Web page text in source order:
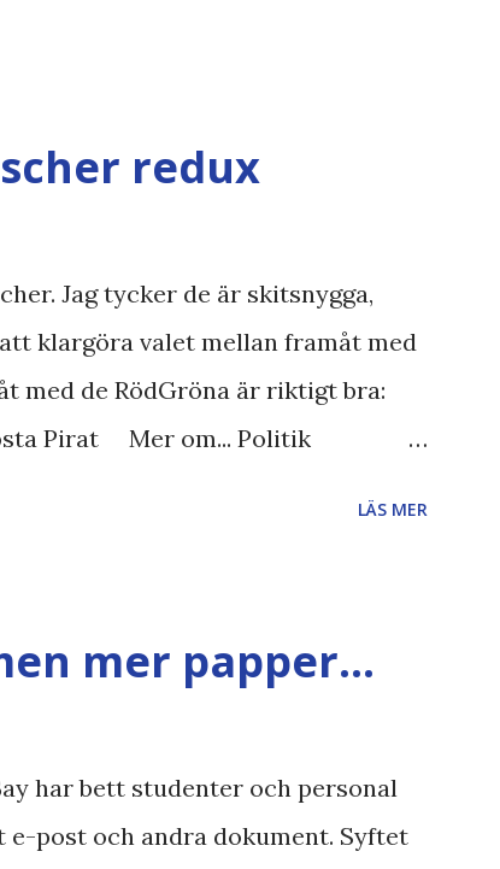
redux
Jag tycker de är skitsnygga,
klargöra valet mellan framåt med
med de RödGröna är riktigt bra:
Pirat Mer om... Politik
LÄS MER
mer papper...
har bett studenter och personal
post och andra dokument. Syftet